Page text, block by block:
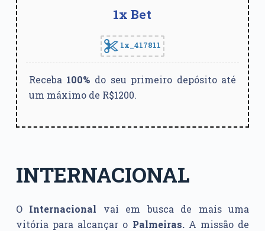
1x Bet
1x_417811
Receba 100% do seu primeiro depósito até
um máximo de R$1200.
INTERNACIONAL
O Internacional vai em busca de mais uma
vitória para alcançar o Palmeiras.A missão de